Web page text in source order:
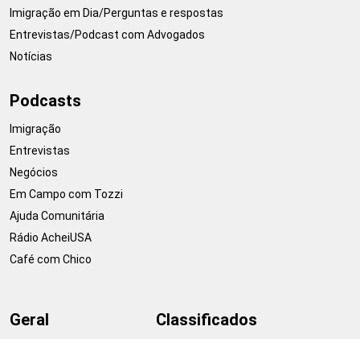
Imigração em Dia/Perguntas e respostas
Entrevistas/Podcast com Advogados
Notícias
Podcasts
Imigração
Entrevistas
Negócios
Em Campo com Tozzi
Ajuda Comunitária
Rádio AcheiUSA
Café com Chico
Geral Classificados